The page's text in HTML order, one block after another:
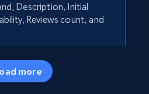
Description, Initial
Reviews count, and
Jetzt anfangen
more